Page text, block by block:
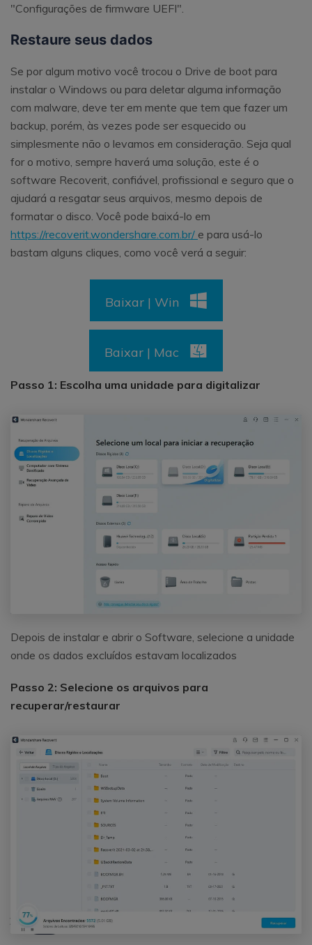
"Configurações de firmware UEFI".
Restaure seus dados
Se por algum motivo você trocou o Drive de boot para
instalar o Windows ou para deletar alguma informação
com malware, deve ter em mente que tem que fazer um
backup, porém, às vezes pode ser esquecido ou
simplesmente não o levamos em consideração. Seja qual
for o motivo, sempre haverá uma solução, este é o
software Recoverit, confiável, profissional e seguro que o
ajudará a resgatar seus arquivos, mesmo depois de
formatar o disco. Você pode baixá-lo em
https://recoverit.wondershare.com.br/ e para usá-lo
bastam alguns cliques, como você verá a seguir:
Baixar | Win
Baixar | Mac
Passo 1: Escolha uma unidade para digitalizar
Depois de instalar e abrir o Software, selecione a unidade
onde os dados excluídos estavam localizados
Passo 2: Selecione os arquivos para
recuperar/restaurar
Repairit - Reparação com IA
Recupere fotos corrompidas
Abrir